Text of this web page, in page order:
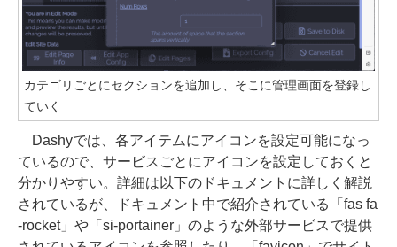
カテゴリごとにセクションを追加し、そこに管理画面を登録し
ていく
Dashyでは、各アイテムにアイコンを設定可能になっ
ているので、サービスごとにアイコンを設定しておくと
分かりやすい。詳細は以下のドキュメントに詳しく解説
されているが、ドキュメント中で紹介されている「fas fa
-rocket」や「si-portainer」のような外部サービスで提供